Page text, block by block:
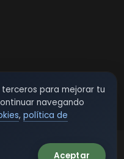
para mejorar tu
navegando
, política de
Aceptar